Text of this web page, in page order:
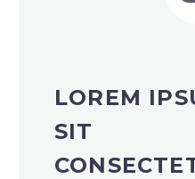
LOREM
SIT